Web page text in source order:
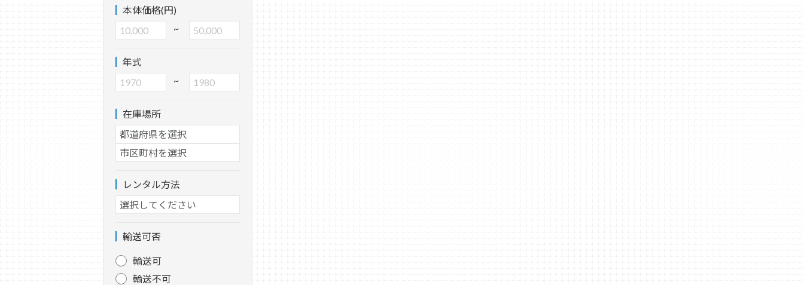
本体価格(円)
~
年式
~
在庫場所
レンタル方法
輸送可否
輸送可
輸送不可